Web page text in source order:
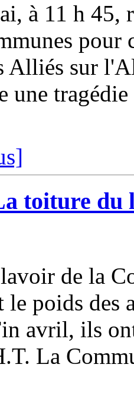
à 11 h 45,
pour
Alliés sur
une
toiture du
de la
le poids des
avril, ils
La